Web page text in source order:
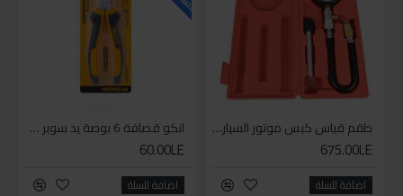
طقم قياس كبس موتور السياره 3 ق
675.00LE
اضافة للسلة
انكو قصافة 6 بوصة يد سوبر وان
60.00LE
اضافة للسلة